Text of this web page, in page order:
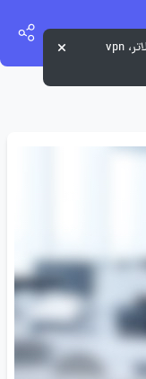
برای تجربه کاربری بهتر و سرعت بالاتر، vpn